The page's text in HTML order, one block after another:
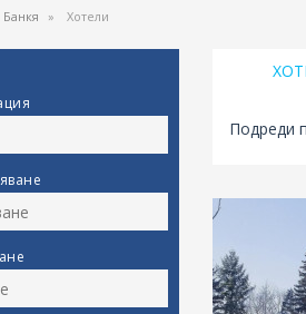
Банкя Хотели
Подреди